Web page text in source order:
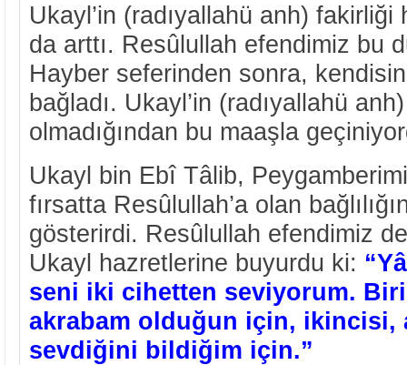
Ukayl’in (radıyallahü anh)
da arttı. Resûlullah efendimiz bu
Hayber seferinden sonra,
bağladı. Ukayl’in (radıyallahü
olmadığından bu maaşla
Ukayl bin Ebî Tâlib,
fırsatta Resûlullah’a olan
gösterirdi. Resûlullah efendimiz
Ukayl hazretlerine buyurdu ki:
seni iki cihetten seviyorum.
akrabam olduğun için, ikincisi,
sevdiğini bildiğim için.”